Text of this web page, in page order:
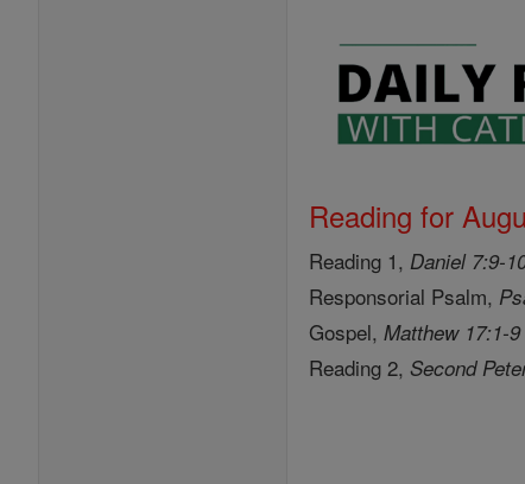
Reading for
Reading 1, Daniel 7:9-
Responsorial Psalm,
Gospel,Matthew 17:1-9
Reading 2,Second